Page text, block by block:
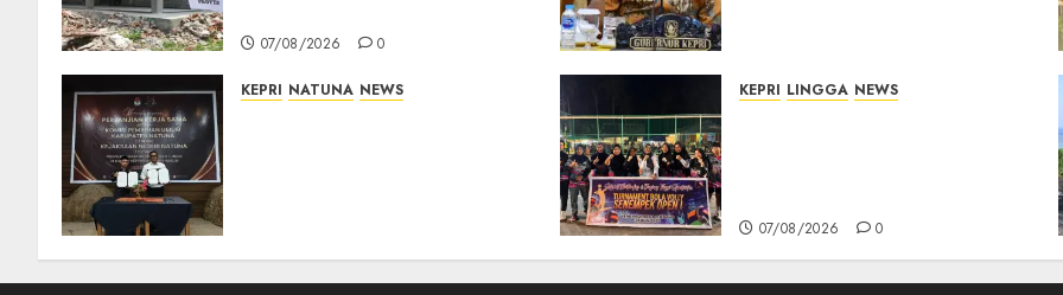
07/08/2026 0
KEPRI NATUNA NEWS
07/08/2026 0
KEPRI LINGGA NEWS
07/08/2026 0